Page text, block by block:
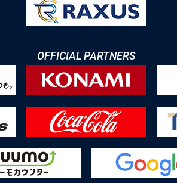
OFFICIAL PARTNERS